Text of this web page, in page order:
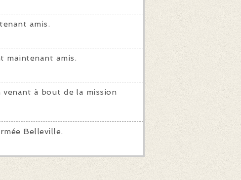
amis.
maintenant amis.
venant à bout de la mission
Belleville.